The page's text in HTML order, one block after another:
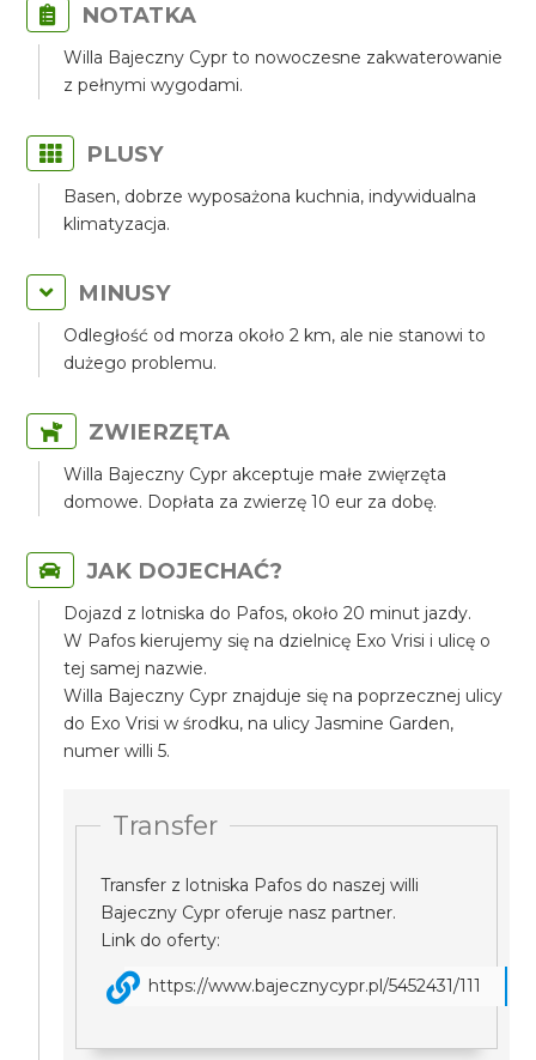
NOTATKA
Willa Bajeczny Cypr to nowoczesne zakwaterowanie
z pełnymi wygodami.
PLUSY
Basen, dobrze wyposażona kuchnia, indywidualna
klimatyzacja.
MINUSY
Odległość od morza około 2 km, ale nie stanowi to
dużego problemu.
ZWIERZĘTA
Willa Bajeczny Cypr akceptuje małe zwięrzęta
domowe. Dopłata za zwierzę 10 eur za dobę.
JAK DOJECHAĆ?
Dojazd z lotniska do Pafos, około 20 minut jazdy.
W Pafos kierujemy się na dzielnicę Exo Vrisi i ulicę o
tej samej nazwie.
Willa Bajeczny Cypr znajduje się na poprzecznej ulicy
do Exo Vrisi w środku, na ulicy Jasmine Garden,
numer willi 5.
Transfer
Transfer z lotniska Pafos do naszej willi
Bajeczny Cypr oferuje nasz partner.
Link do oferty:
https://www.bajecznycypr.pl/5452431/111